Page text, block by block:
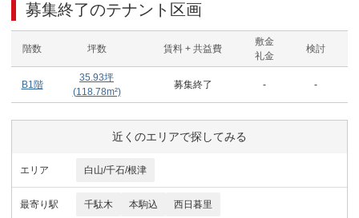
募集終了のテナント区画
階数 坪数 賃料 + 共益費
敷金
礼金
検討
B1階
35.93坪
(118.78m²)
募集終了 - -
近くのエリアで探してみる
エリア 白山/千石/根津
最寄り駅 千駄木 本駒込 西日暮里